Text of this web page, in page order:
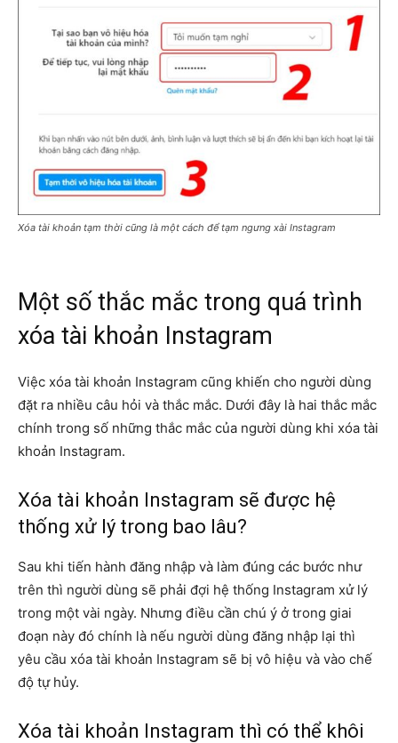
Xóa tài khoản tạm thời cũng là một cách để tạm ngưng xài Instagram
Một số thắc mắc trong quá trình
xóa tài khoản Instagram
Việc xóa tài khoản Instagram cũng khiến cho người dùng
đặt ra nhiều câu hỏi và thắc mắc. Dưới đây là hai thắc mắc
chính trong số những thắc mắc của người dùng khi xóa tài
khoản Instagram.
Xóa tài khoản Instagram sẽ được hệ
thống xử lý trong bao lâu?
Sau khi tiến hành đăng nhập và làm đúng các bước như
trên thì người dùng sẽ phải đợi hệ thống Instagram xử lý
trong một vài ngày. Nhưng điều cần chú ý ở trong giai
đoạn này đó chính là nếu người dùng đăng nhập lại thì
yêu cầu xóa tài khoản Instagram sẽ bị vô hiệu và vào chế
độ tự hủy.
Xóa tài khoản Instagram thì có thể khôi